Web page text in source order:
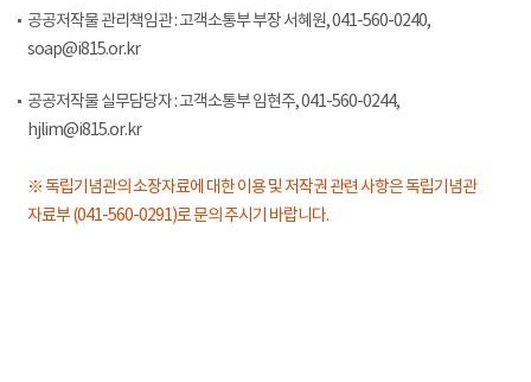
공공저작물 관리책임관 : 고객소통부 부장 서혜원, 041-560-0240,
soap@i815.or.kr
공공저작물 실무담당자 : 고객소통부 임현주, 041-560-0244,
hjlim@i815.or.kr
※ 독립기념관의 소장자료에 대한 이용 및 저작권 관련 사항은 독립기념관
자료부 (041-560-0291)로 문의 주시기 바랍니다.